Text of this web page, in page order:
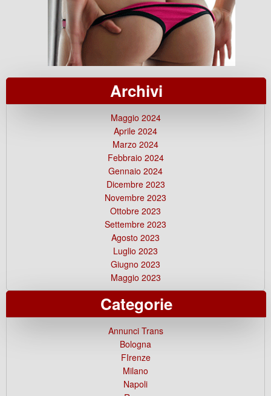
Archivi
Maggio 2024
Aprile 2024
Marzo 2024
Febbraio 2024
Gennaio 2024
Dicembre 2023
Novembre 2023
Ottobre 2023
Settembre 2023
Agosto 2023
Luglio 2023
Giugno 2023
Maggio 2023
Categorie
Annunci Trans
Bologna
FIrenze
Milano
Napoli